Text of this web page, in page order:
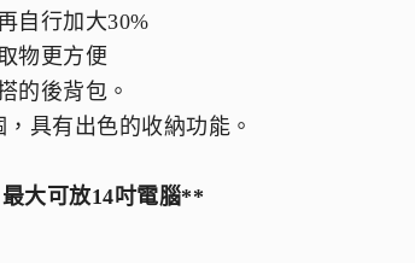
自行加大30%
物更方便
的後背包。
具有出色的收納功能。
大可放14吋電腦**